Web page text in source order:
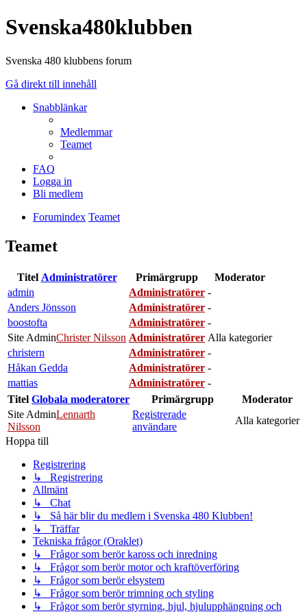
Svenska480klubben
Svenska 480 klubbens forum
Gå direkt till innehåll
Snabblänkar
Medlemmar
Teamet
FAQ
Logga in
Bli medlem
Forumindex Teamet
Teamet
Titel Administratörer Primärgrupp
Moderator
admin
Administratörer -
Anders Jönsson
Administratörer -
boostofta
Administratörer -
Site AdminChrister Nilsson Administratörer Alla kategorier
christern
Administratörer -
Håkan Gedda
Administratörer -
mattias
Administratörer -
Titel Globala moderatorer Primärgrupp
Moderator
Site AdminLennarth
Nilsson
Registrerade
användare
Alla kategorier
Hoppa till
Registrering
↳ Registrering
Allmänt
↳ Chat
↳ Så här blir du medlem i Svenska 480 Klubben!
↳ Träffar
Tekniska frågor (Oraklet)
↳ Frågor som berör kaross och inredning
↳ Frågor som berör motor och kraftöverföring
↳ Frågor som berör elsystem
↳ Frågor som berör trimning och styling
↳ Frågor som berör styrning, hjul, hjulupphängning och